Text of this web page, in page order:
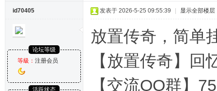
id70405
论坛等级
等級： 注册会员
活跃状态
发表于 2026-5-25 09:55:39 显示全部楼层
放置传奇，简单
【放置传奇】
【交流QQ群】